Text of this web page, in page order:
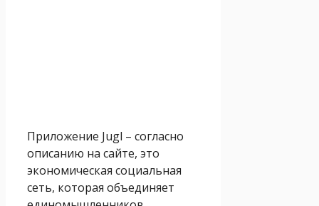
Приложение Jugl – согласно
описанию на сайте, это
экономическая социальная
сеть, которая объединяет